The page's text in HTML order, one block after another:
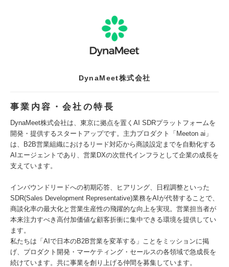
DynaMeet株式会社
事業内容・会社の特長
DynaMeet株式会社は、東京に拠点を置くAI SDRプラットフォームを
開発・提供するスタートアップです。主力プロダクト「Meeton ai」
は、B2B営業組織におけるリード対応から商談設定までを自動化する
AIエージェントであり、営業DXの次世代インフラとして企業の成長を
支えています。
インバウンドリードへの初期応答、ヒアリング、日程調整といった
SDR(Sales Development Representative)業務をAIが代替することで、
商談化率の最大化と営業生産性の飛躍的な向上を実現。営業担当者が
本来注力すべき高付加価値な顧客折衝に集中できる環境を提供してい
ます。
私たちは「AIで日本のB2B営業を変革する」ことをミッションに掲
げ、プロダクト開発・マーケティング・セールスの各領域で急成長を
続けています。共に事業を創り上げる仲間を募集しています。